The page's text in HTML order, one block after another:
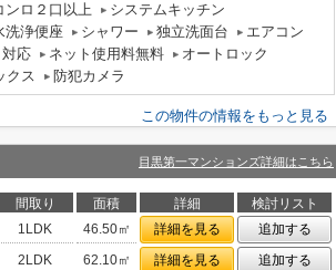
ンロ２口以上
システムキッチン
洗浄便座 シャワー 独立洗面台
エアコン
応 ネット使用料無料
オートロック
クス 防犯カメラ
この物件の情報をもっと見る
目黒第一マンションズ詳細はこちら
間取り 面積 詳細
検討リスト
1LDK 46.50㎡ 詳細を見る
追加する
2LDK 62.10㎡ 詳細を見る 追加する